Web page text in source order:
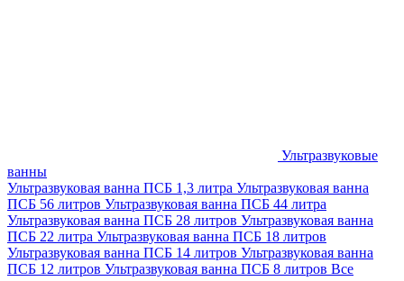
Ультразвуковые
ванны
Ультразвуковая ванна ПСБ 1,3 литра Ультразвуковая ванна
ПСБ 56 литров Ультразвуковая ванна ПСБ 44 литра
Ультразвуковая ванна ПСБ 28 литров Ультразвуковая ванна
ПСБ 22 литра Ультразвуковая ванна ПСБ 18 литров
Ультразвуковая ванна ПСБ 14 литров Ультразвуковая ванна
ПСБ 12 литров Ультразвуковая ванна ПСБ 8 литров Все